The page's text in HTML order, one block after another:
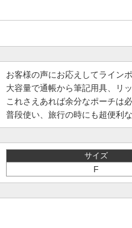
お客様の声にお応えしてライン
大容量で通帳から筆記用具、リ
これさえあれば余分なポーチは
普段使い、旅行の時にも超便利
サイズ
F